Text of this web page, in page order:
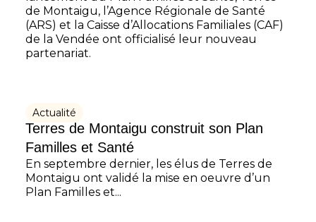
de Montaigu, l’Agence Régionale de Santé
(ARS) et la Caisse d’Allocations Familiales (CAF)
de la Vendée ont officialisé leur nouveau
partenariat.
Actualité
Terres de Montaigu construit son Plan
Familles et Santé
En septembre dernier, les élus de Terres de
Montaigu ont validé la mise en oeuvre d’un
Plan Familles et...